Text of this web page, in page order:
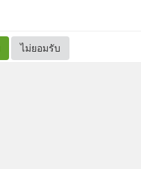
ไม่ยอมรับ